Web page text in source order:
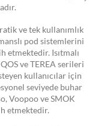
ve tek kullanımlık
pod sistemlerini
etmektedir. Isıtmalı
ve TEREA serileri
kullanıcılar için
seviyede buhar
Voopoo ve SMOK
etmektedir.